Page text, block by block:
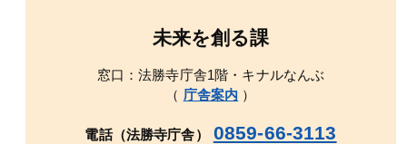
未来を創る課
窓口：法勝寺庁舎1階・キナルなんぶ
（ 庁舎案内 ）
電話（法勝寺庁舎） 0859-66-3113